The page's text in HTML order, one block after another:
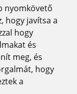
nyomkövető
hogy javítsa a
hogy
és
meg, és
hogy
a